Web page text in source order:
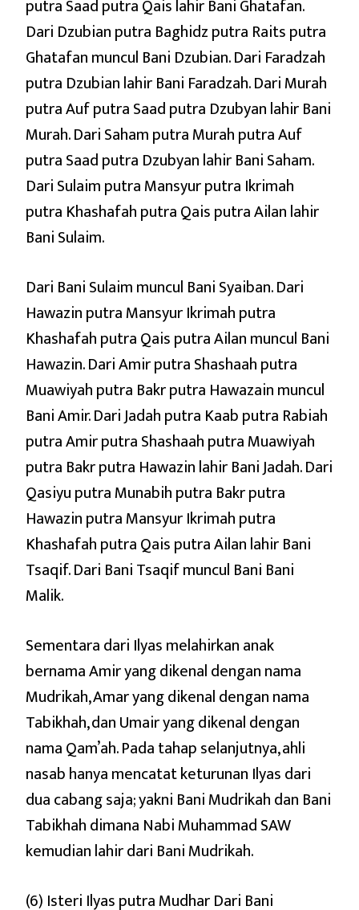
putra Saad putra Qais lahir Bani Ghatafan.
Dari Dzubian putra Baghidz putra Raits putra
Ghatafan muncul Bani Dzubian. Dari Faradzah
putra Dzubian lahir Bani Faradzah. Dari Murah
putra Auf putra Saad putra Dzubyan lahir Bani
Murah. Dari Saham putra Murah putra Auf
putra Saad putra Dzubyan lahir Bani Saham.
Dari Sulaim putra Mansyur putra Ikrimah
putra Khashafah putra Qais putra Ailan lahir
Bani Sulaim.
Dari Bani Sulaim muncul Bani Syaiban. Dari
Hawazin putra Mansyur Ikrimah putra
Khashafah putra Qais putra Ailan muncul Bani
Hawazin. Dari Amir putra Shashaah putra
Muawiyah putra Bakr putra Hawazain muncul
Bani Amir. Dari Jadah putra Kaab putra Rabiah
putra Amir putra Shashaah putra Muawiyah
putra Bakr putra Hawazin lahir Bani Jadah. Dari
Qasiyu putra Munabih putra Bakr putra
Hawazin putra Mansyur Ikrimah putra
Khashafah putra Qais putra Ailan lahir Bani
Tsaqif. Dari Bani Tsaqif muncul Bani Bani
Malik.
Sementara dari Ilyas melahirkan anak
bernama Amir yang dikenal dengan nama
Mudrikah, Amar yang dikenal dengan nama
Tabikhah, dan Umair yang dikenal dengan
nama Qam’ah. Pada tahap selanjutnya, ahli
nasab hanya mencatat keturunan Ilyas dari
dua cabang saja; yakni Bani Mudrikah dan Bani
Tabikhah dimana Nabi Muhammad SAW
kemudian lahir dari Bani Mudrikah.
(6) Isteri Ilyas putra Mudhar Dari Bani